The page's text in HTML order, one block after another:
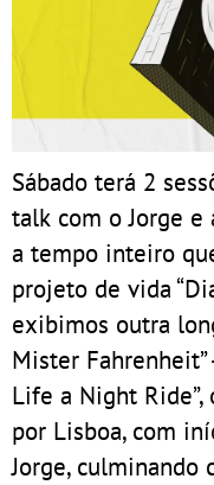
Sábado terá 2
talk com o Jorge e
a tempo inteiro
projeto de vida
exibimos outra
Mister Fahrenheit”
Life a Night
por Lisboa, com
Jorge, culminando